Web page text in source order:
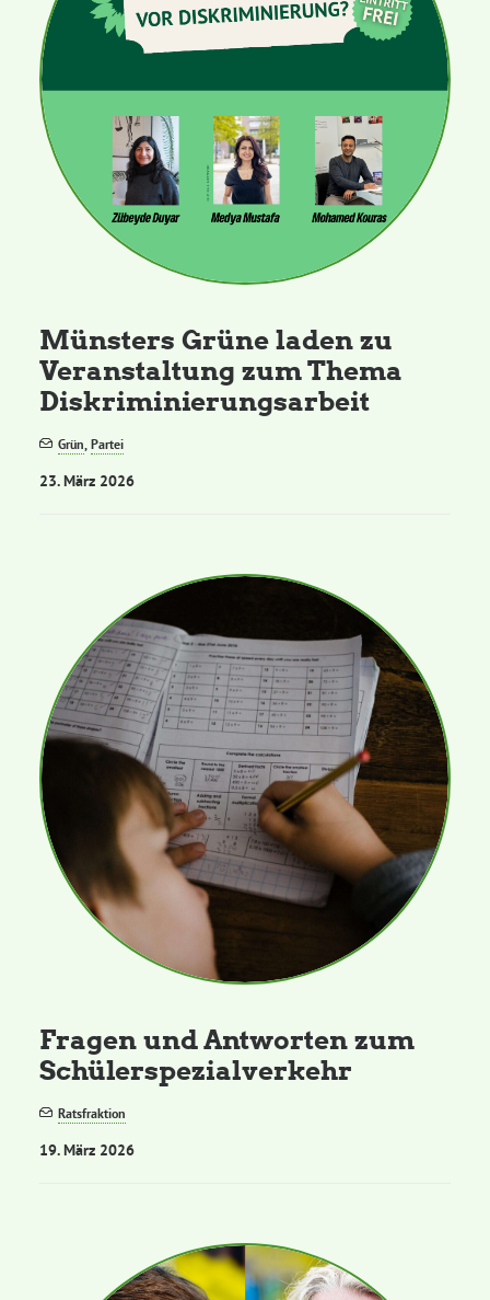
Münsters Grüne laden zu
Veranstaltung zum Thema
Diskriminierungsarbeit
Grün,Partei
23. März 2026
Fragen und Antworten zum
Schülerspezialverkehr
Ratsfraktion
19. März 2026